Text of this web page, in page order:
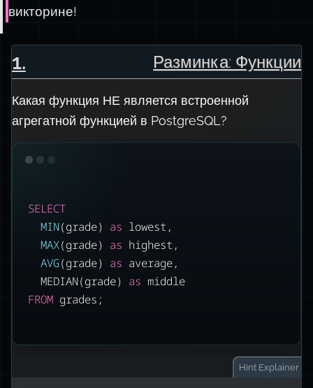
викторине!
1. Разминка: Функции
Какая функция НЕ является встроенной
агрегатной функцией в PostgreSQL?
SELECT
MIN(grade) as lowest,
MAX(grade) as highest,
AVG(grade) as average,
MEDIAN(grade) as middle
FROM grades;
Hint Explainer